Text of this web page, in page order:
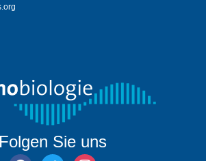
Folgen Sie uns